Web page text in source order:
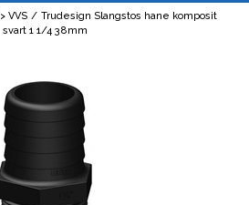
> VVS / Trudesign Slangstos hane komposit
svart 1 1/4 38mm